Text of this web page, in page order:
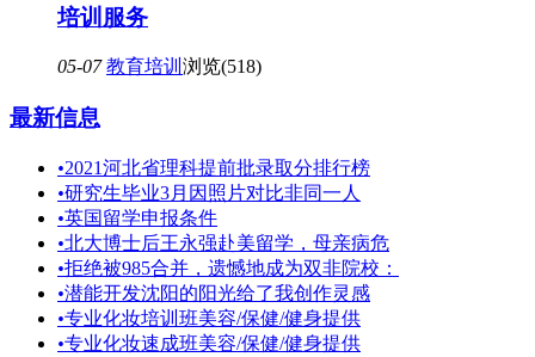
培训服务
05-07 教育培训 浏览(518)
最新信息
•2021河北省理科提前批录取分排行榜
•研究生毕业3月因照片对比非同一人
•英国留学申报条件
•北大博士后王永强赴美留学，母亲病危
•拒绝被985合并，遗憾地成为双非院校：
•潜能开发沈阳的阳光给了我创作灵感
•专业化妆培训班美容/保健/健身提供
•专业化妆速成班美容/保健/健身提供